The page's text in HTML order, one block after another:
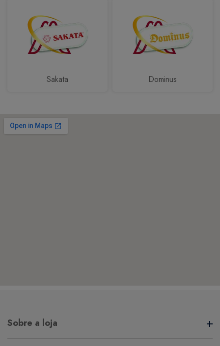
Sakata Dominus
Sobre a loja